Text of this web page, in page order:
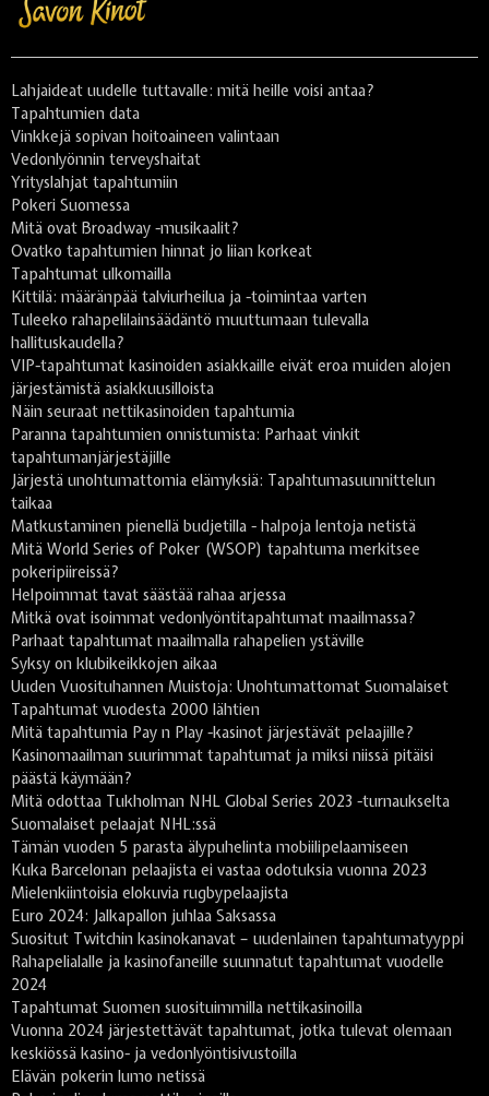
Lahjaideat uudelle tuttavalle: mitä heille voisi antaa?
Tapahtumien data
Vinkkejä sopivan hoitoaineen valintaan
Vedonlyönnin terveyshaitat
Yrityslahjat tapahtumiin
Pokeri Suomessa
Mitä ovat Broadway -musikaalit?
Ovatko tapahtumien hinnat jo liian korkeat
Tapahtumat ulkomailla
Kittilä: määränpää talviurheilua ja -toimintaa varten
Tuleeko rahapelilainsäädäntö muuttumaan tulevalla
hallituskaudella?
VIP-tapahtumat kasinoiden asiakkaille eivät eroa muiden alojen
järjestämistä asiakkuusilloista
Näin seuraat nettikasinoiden tapahtumia
Paranna tapahtumien onnistumista: Parhaat vinkit
tapahtumanjärjestäjille
Järjestä unohtumattomia elämyksiä: Tapahtumasuunnittelun
taikaa
Matkustaminen pienellä budjetilla - halpoja lentoja netistä
Mitä World Series of Poker (WSOP) tapahtuma merkitsee
pokeripiireissä?
Helpoimmat tavat säästää rahaa arjessa
Mitkä ovat isoimmat vedonlyöntitapahtumat maailmassa?
Parhaat tapahtumat maailmalla rahapelien ystäville
Syksy on klubikeikkojen aikaa
Uuden Vuosituhannen Muistoja: Unohtumattomat Suomalaiset
Tapahtumat vuodesta 2000 lähtien
Mitä tapahtumia Pay n Play -kasinot järjestävät pelaajille?
Kasinomaailman suurimmat tapahtumat ja miksi niissä pitäisi
päästä käymään?
Mitä odottaa Tukholman NHL Global Series 2023 -turnaukselta
Suomalaiset pelaajat NHL:ssä
Tämän vuoden 5 parasta älypuhelinta mobiilipelaamiseen
Kuka Barcelonan pelaajista ei vastaa odotuksia vuonna 2023
Mielenkiintoisia elokuvia rugbypelaajista
Euro 2024: Jalkapallon juhlaa Saksassa
Suositut Twitchin kasinokanavat – uudenlainen tapahtumatyyppi
Rahapelialalle ja kasinofaneille suunnatut tapahtumat vuodelle
2024
Tapahtumat Suomen suosituimmilla nettikasinoilla
Vuonna 2024 järjestettävät tapahtumat, jotka tulevat olemaan
keskiössä kasino- ja vedonlyöntisivustoilla
Elävän pokerin lumo netissä